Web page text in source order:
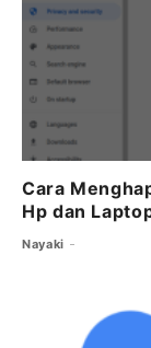
Cara
Hp dan
Nayaki